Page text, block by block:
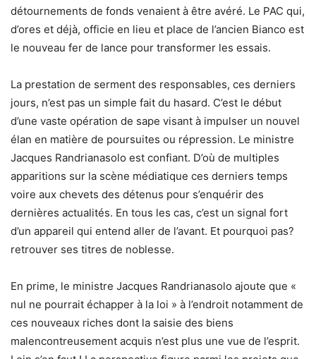
détournements de fonds venaient à être avéré. Le PAC qui,
d’ores et déjà, officie en lieu et place de l’ancien Bianco est
le nouveau fer de lance pour transformer les essais.
La prestation de serment des responsables, ces derniers
jours, n’est pas un simple fait du hasard. C’est le début
d’une vaste opération de sape visant à impulser un nouvel
élan en matière de poursuites ou répression. Le ministre
Jacques Randrianasolo est confiant. D’où de multiples
apparitions sur la scène médiatique ces derniers temps
voire aux chevets des détenus pour s’enquérir des
dernières actualités. En tous les cas, c’est un signal fort
d’un appareil qui entend aller de l’avant. Et pourquoi pas?
retrouver ses titres de noblesse.
En prime, le ministre Jacques Randrianasolo ajoute que «
nul ne pourrait échapper à la loi » à l’endroit notamment de
ces nouveaux riches dont la saisie des biens
malencontreusement acquis n’est plus une vue de l’esprit.